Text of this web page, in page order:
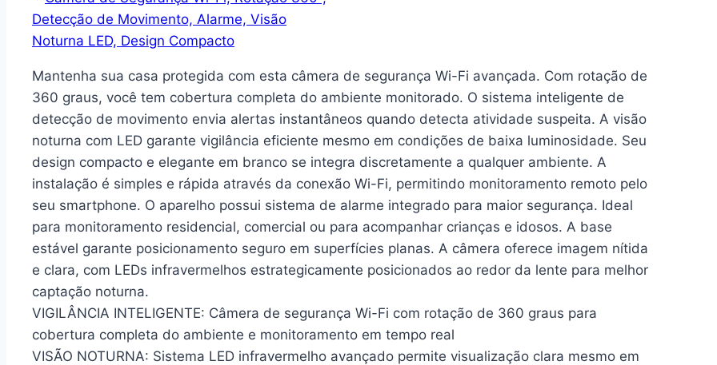
Mantenha sua casa protegida com esta câmera de segurança Wi-Fi avançada. Com rotação de
360 graus, você tem cobertura completa do ambiente monitorado. O sistema inteligente de
detecção de movimento envia alertas instantâneos quando detecta atividade suspeita. A visão
noturna com LED garante vigilância eficiente mesmo em condições de baixa luminosidade. Seu
design compacto e elegante em branco se integra discretamente a qualquer ambiente. A
instalação é simples e rápida através da conexão Wi-Fi, permitindo monitoramento remoto pelo
seu smartphone. O aparelho possui sistema de alarme integrado para maior segurança. Ideal
para monitoramento residencial, comercial ou para acompanhar crianças e idosos. A base
estável garante posicionamento seguro em superfícies planas. A câmera oferece imagem nítida
e clara, com LEDs infravermelhos estrategicamente posicionados ao redor da lente para melhor
captação noturna.
VIGILÂNCIA INTELIGENTE: Câmera de segurança Wi-Fi com rotação de 360 graus para
cobertura completa do ambiente e monitoramento em tempo real
VISÃO NOTURNA: Sistema LED infravermelho avançado permite visualização clara mesmo em